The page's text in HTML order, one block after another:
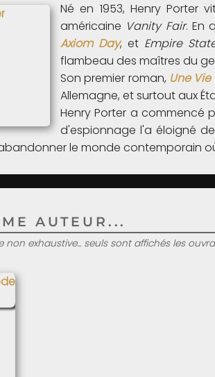
Né en 1953, Henry Porter
américaine Vanity Fair. En
Axiom Day, et Empire
flambeau des maîtres du
Son premier roman, Une
Allemagne, et surtout aux
Henry Porter a commencé
d'espionnage l'a éloigné
le monde contemporain
AUTEUR...
non exhaustive... seuls sont affichés les